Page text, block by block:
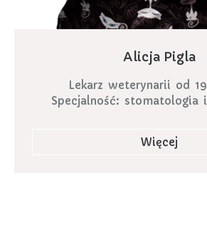
Alicja Pigla
Lekarz weterynarii od
Specjalność: stomatologia
Więcej